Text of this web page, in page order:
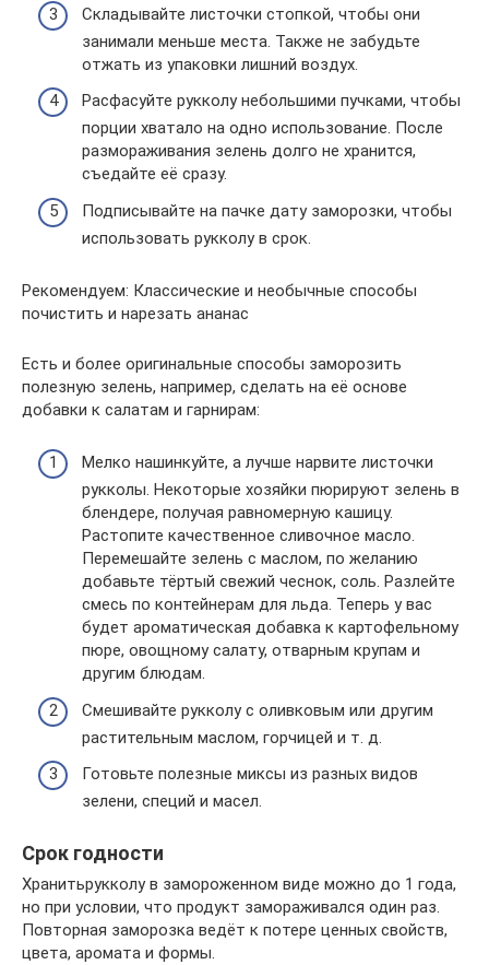
Складывайте листочки стопкой, чтобы они
занимали меньше места. Также не забудьте
отжать из упаковки лишний воздух.
Расфасуйте рукколу небольшими пучками, чтобы
порции хватало на одно использование. После
размораживания зелень долго не хранится,
съедайте её сразу.
Подписывайте на пачке дату заморозки, чтобы
использовать рукколу в срок.
Рекомендуем: Классические и необычные способы
почистить и нарезать ананас
Есть и более оригинальные способы заморозить
полезную зелень, например, сделать на её основе
добавки к салатам и гарнирам:
Мелко нашинкуйте, а лучше нарвите листочки
рукколы. Некоторые хозяйки пюрируют зелень в
блендере, получая равномерную кашицу.
Растопите качественное сливочное масло.
Перемешайте зелень с маслом, по желанию
добавьте тёртый свежий чеснок, соль. Разлейте
смесь по контейнерам для льда. Теперь у вас
будет ароматическая добавка к картофельному
пюре, овощному салату, отварным крупам и
другим блюдам.
Смешивайте рукколу с оливковым или другим
растительным маслом, горчицей и т. д.
Готовьте полезные миксы из разных видов
зелени, специй и масел.
Срок годности
Хранитьрукколу в замороженном виде можно до 1 года,
но при условии, что продукт замораживался один раз.
Повторная заморозка ведёт к потере ценных свойств,
цвета, аромата и формы.